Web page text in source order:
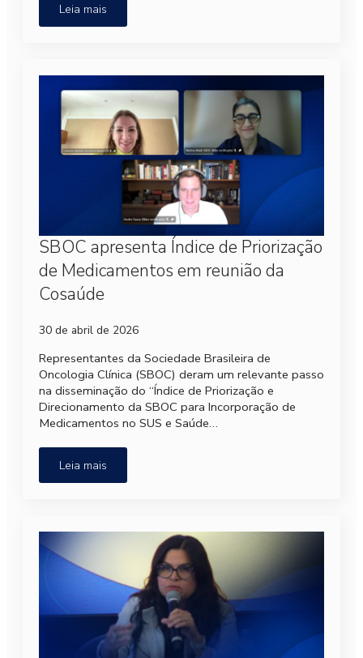
Leia mais
SBOC apresenta Índice de Priorização
de Medicamentos em reunião da
Cosaúde
30 de abril de 2026
Representantes da Sociedade Brasileira de
Oncologia Clínica (SBOC) deram um relevante passo
na disseminação do “Índice de Priorização e
Direcionamento da SBOC para Incorporação de
Medicamentos no SUS e Saúde…
Leia mais